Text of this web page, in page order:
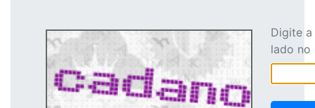
Digite
lado no